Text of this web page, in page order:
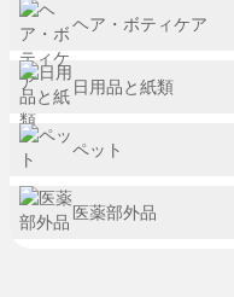
ヘア・ボティケア
日用品と紙類
ペット
医薬部外品